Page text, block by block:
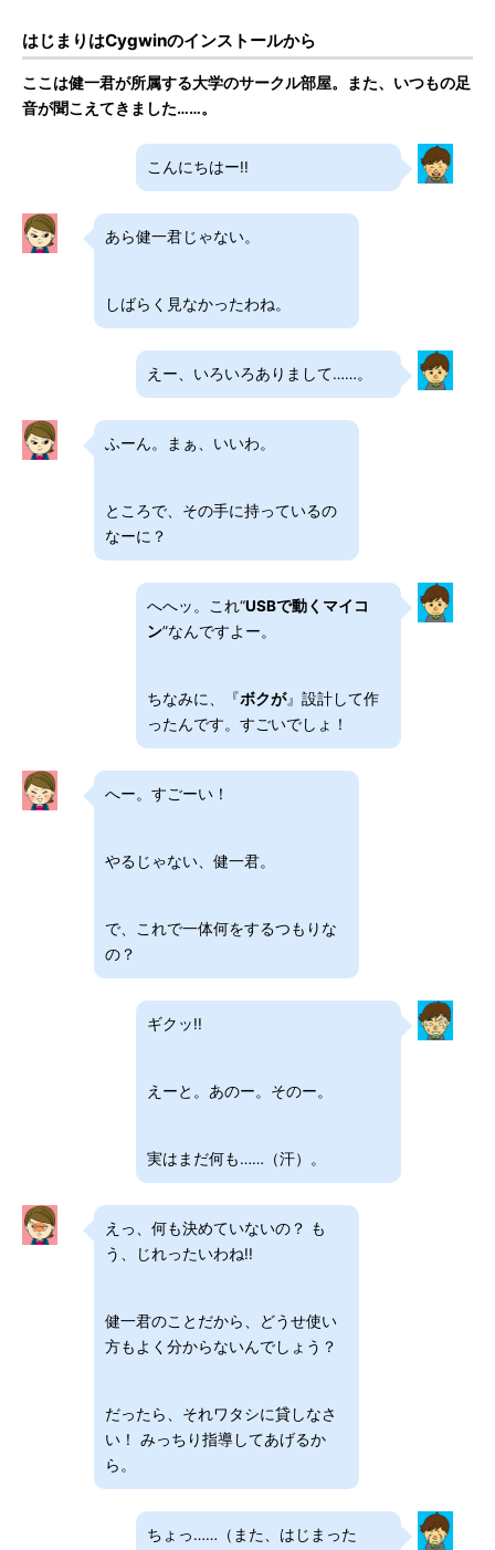
はじまりはCygwinのインストールから
ここは健一君が所属する大学のサークル部屋。また、いつもの足
音が聞こえてきました……。
こんにちはー!!
あら健一君じゃない。
しばらく見なかったわね。
えー、いろいろありまして……。
ふーん。まぁ、いいわ。
ところで、その手に持っているの
なーに？
へへッ。これ“USBで動くマイコ
ン”なんですよー。
ちなみに、『ボクが』設計して作
ったんです。すごいでしょ！
へー。すごーい！
やるじゃない、健一君。
で、これで一体何をするつもりな
の？
ギクッ!!
えーと。あのー。そのー。
実はまだ何も……（汗）。
えっ、何も決めていないの？ も
う、じれったいわね!!
健一君のことだから、どうせ使い
方もよく分からないんでしょう？
だったら、それワタシに貸しなさ
い！ みっちり指導してあげるか
ら。
ちょっ……（また、はじまった